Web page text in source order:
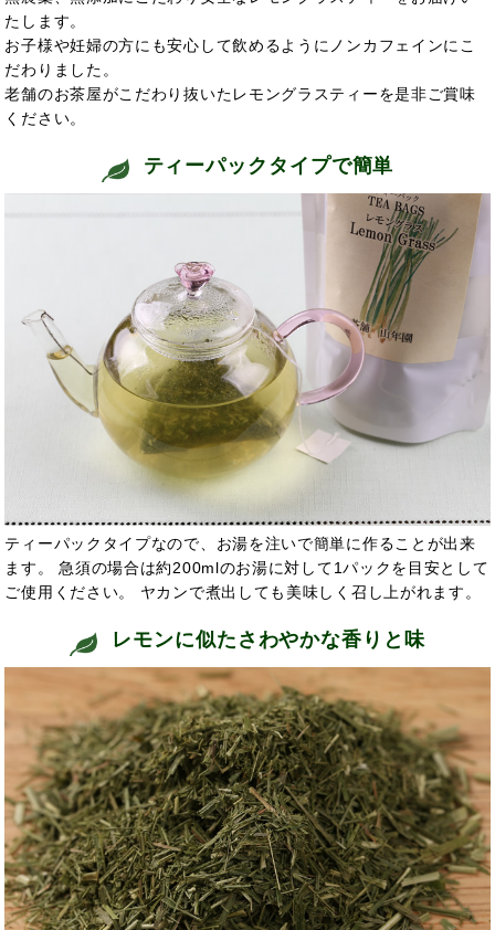
たします。
お子様や妊婦の方にも安心して飲めるようにノンカフェインにこ
だわりました。
老舗のお茶屋がこだわり抜いたレモングラスティーを是非ご賞味
ください。
ティーパックタイプで簡単
ティーパックタイプなので、お湯を注いで簡単に作ることが出来
ます。 急須の場合は約200mlのお湯に対して1パックを目安として
ご使用ください。 ヤカンで煮出しても美味しく召し上がれます。
レモンに似たさわやかな香りと味